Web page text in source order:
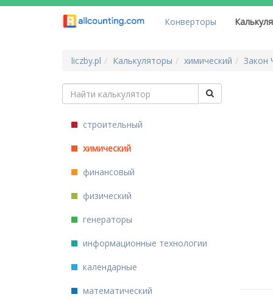
Конверторы
liczby.pl Калькуляторы химический Закон
строительный
химический
финансовый
физический
генераторы
информационные технологии
календарные
математический